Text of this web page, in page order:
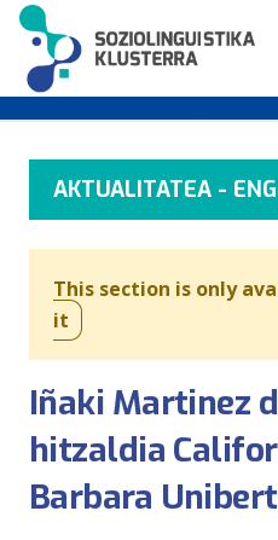
AKTUALITATEA - ENG
This section is only
it
Iñaki Martinez
hitzaldia
Barbara